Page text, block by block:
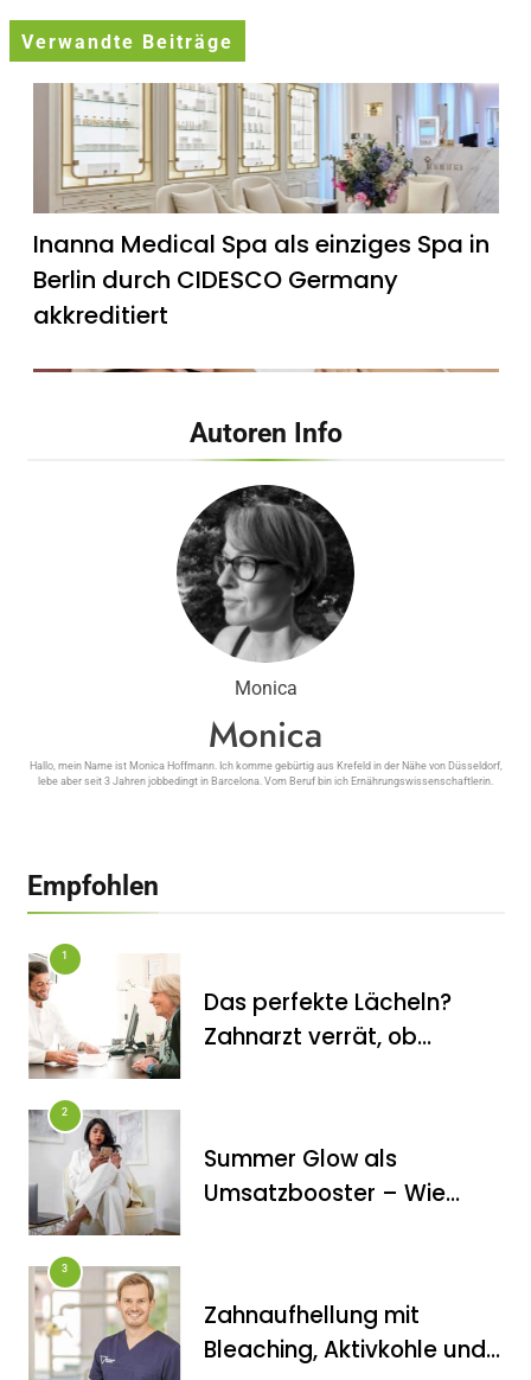
Verwandte Beiträge
Inanna Medical Spa als einziges Spa in
Berlin durch CIDESCO Germany
akkreditiert
Inanna Medical Spa präsentiert
exklusives, zertifiziertes Mami-Spa mit
maßgeschneiderten vor- und
nachgeburtlichen Behandlungen
abwechslungsreich ist der Winter am
Walchsee
Autoren Info
Monica
Monica
Hallo, mein Name ist Monica Hoffmann. Ich komme gebürtig aus Krefeld in der Nähe von Düsseldorf,
lebe aber seit 3 Jahren jobbedingt in Barcelona. Vom Beruf bin ich Ernährungswissenschaftlerin.
Empfohlen
1
Das perfekte Lächeln?
Zahnarzt verrät, ob
2
Summer Glow als
Umsatzbooster – Wie
3
Zahnaufhellung mit
Bleaching, Aktivkohle und
FITNESS
Die perfekten Liegestütze